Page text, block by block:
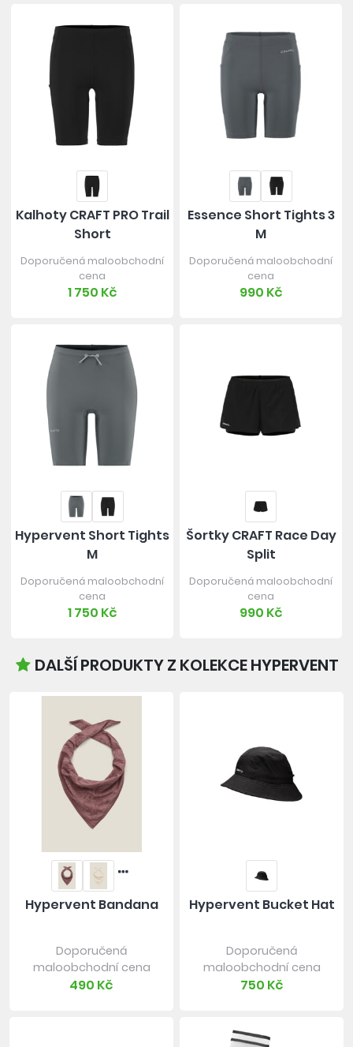
Kalhoty CRAFT PRO Trail
Short
Doporučená maloobchodní
cena
1 750 Kč
Essence Short Tights 3
M
Doporučená maloobchodní
cena
990 Kč
Hypervent Short Tights
M
Doporučená maloobchodní
cena
1 750 Kč
Šortky CRAFT Race Day
Split
Doporučená maloobchodní
cena
990 Kč
DALŠÍ PRODUKTY Z KOLEKCE HYPERVENT
Hypervent Bandana
Doporučená
maloobchodní cena
490 Kč
Hypervent Bucket Hat
Doporučená
maloobchodní cena
750 Kč